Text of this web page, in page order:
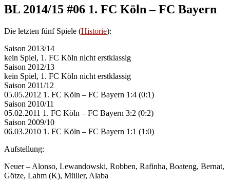
BL 2014/15 #06 1. FC Köln – FC Bayern
Die letzten fünf Spiele (Historie):
Saison 2013/14
kein Spiel, 1. FC Köln nicht erstklassig
Saison 2012/13
kein Spiel, 1. FC Köln nicht erstklassig
Saison 2011/12
05.05.2012 1. FC Köln – FC Bayern 1:4 (0:1)
Saison 2010/11
05.02.2011 1. FC Köln – FC Bayern 3:2 (0:2)
Saison 2009/10
06.03.2010 1. FC Köln – FC Bayern 1:1 (1:0)
Aufstellung:
Neuer – Alonso, Lewandowski, Robben, Rafinha, Boateng, Bernat,
Götze, Lahm (K), Müller, Alaba